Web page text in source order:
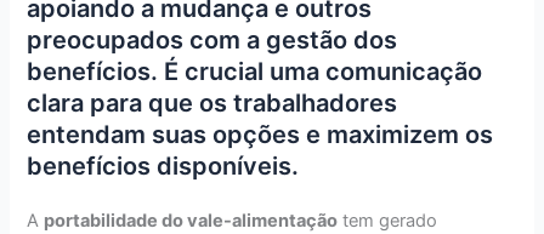
apoiando a mudança e outros
preocupados com a gestão dos
benefícios. É crucial uma comunicação
clara para que os trabalhadores
entendam suas opções e maximizem os
benefícios disponíveis.
A portabilidade do vale-alimentação tem gerado